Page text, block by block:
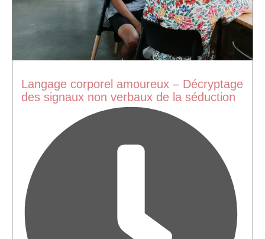
Langage corporel amoureux – Décryptage
des signaux non verbaux de la séduction